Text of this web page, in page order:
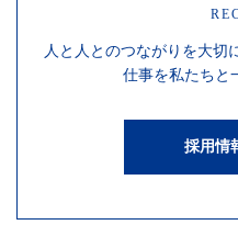
人と人とのつながりを大切
仕事を私たちと
採用情